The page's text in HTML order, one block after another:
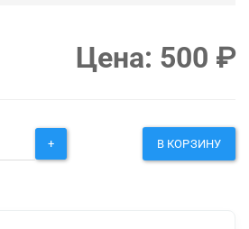
Цена: 500 ₽
+ В КОРЗИНУ